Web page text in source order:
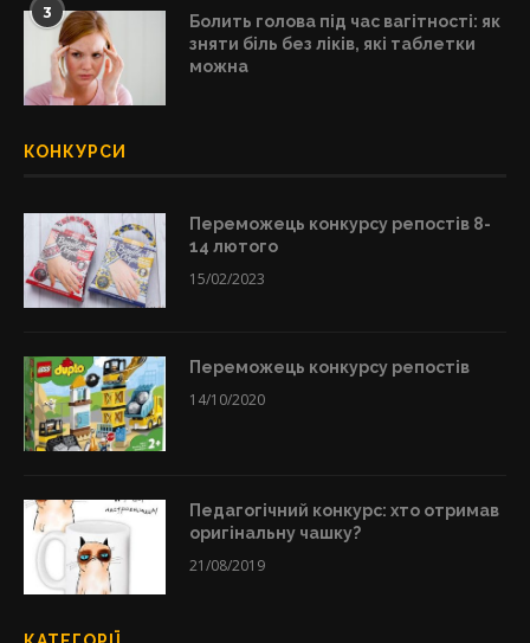
3
Болить голова під час вагітності: як
зняти біль без ліків, які таблетки
можна
КОНКУРСИ
Переможець конкурсу репостів 8-
14 лютого
15/02/2023
Переможець конкурсу репостів
14/10/2020
Педагогічний конкурс: хто отримав
оригінальну чашку?
21/08/2019